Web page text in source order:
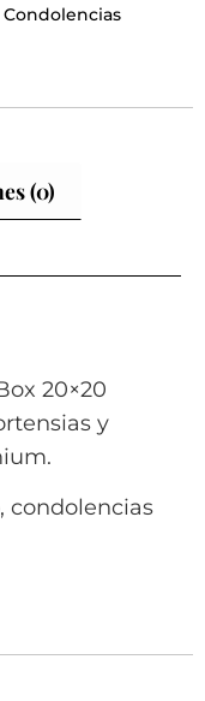
Condolencias
(0)
20×20
y
condolencias